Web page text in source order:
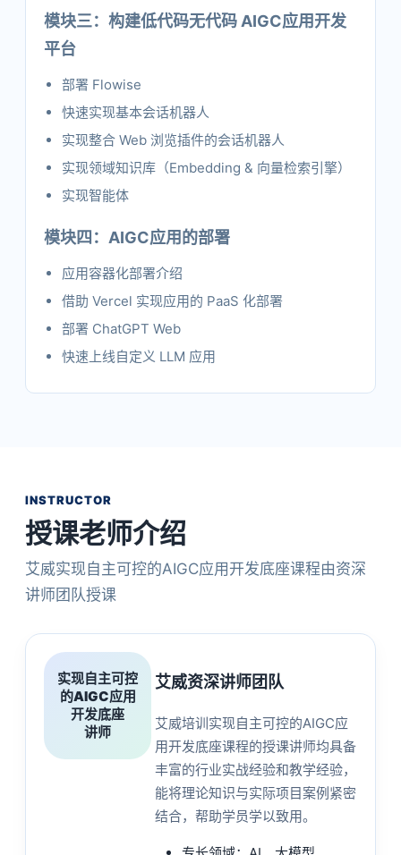
模块三：构建低代码无代码 AIGC应用开发
平台
部署 Flowise
快速实现基本会话机器人
实现整合 Web 浏览插件的会话机器人
实现领域知识库（Embedding & 向量检索引擎）
实现智能体
模块四：AIGC应用的部署
应用容器化部署介绍
借助 Vercel 实现应用的 PaaS 化部署
部署 ChatGPT Web
快速上线自定义 LLM 应用
INSTRUCTOR
授课老师介绍
艾威实现自主可控的AIGC应用开发底座课程由资深
讲师团队授课
实现自主可控
的AIGC应用
开发底座
讲师
艾威资深讲师团队
艾威培训实现自主可控的AIGC应
用开发底座课程的授课讲师均具备
丰富的行业实战经验和教学经验，
能将理论知识与实际项目案例紧密
结合，帮助学员学以致用。